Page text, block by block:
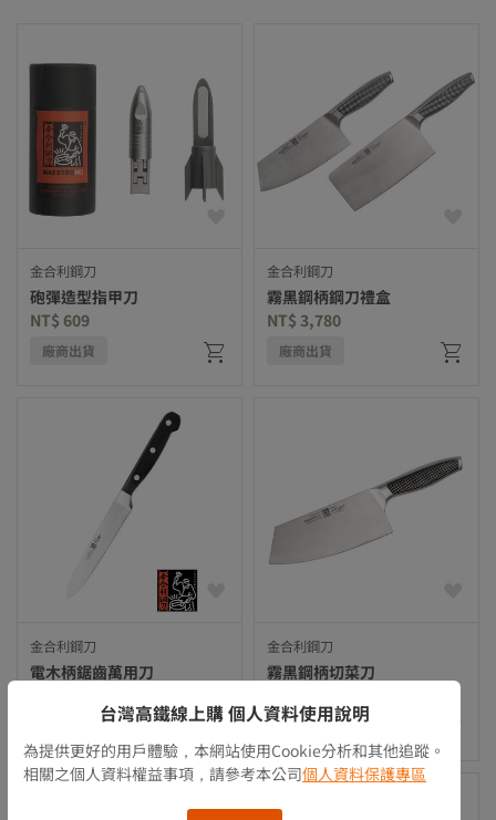
金合利鋼刀
砲彈造型指甲刀
NT$ 609
廠商出貨
金合利鋼刀
霧黑鋼柄鋼刀禮盒
NT$ 3,780
廠商出貨
金合利鋼刀
電木柄鋸齒萬用刀
金合利鋼刀
霧黑鋼柄切菜刀
廠商出貨
台灣高鐵線上購 個人資料使用說明
為提供更好的用戶體驗，本網站使用Cookie分析和其他追蹤。
相關之個人資料權益事項，請參考本公司個人資料保護專區